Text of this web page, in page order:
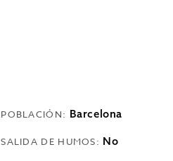
POBLACIÓN: Barcelona
SALIDA DE HUMOS: No